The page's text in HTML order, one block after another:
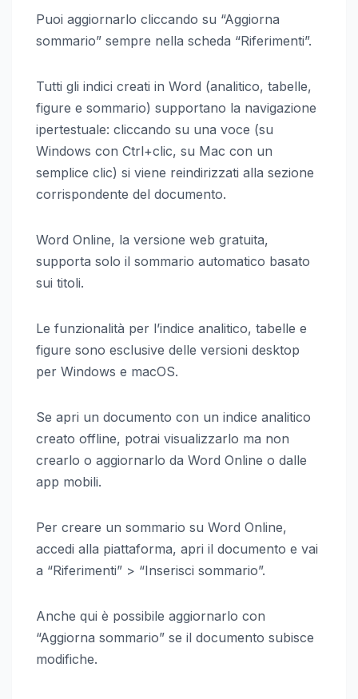
Puoi aggiornarlo cliccando su “Aggiorna
sommario” sempre nella scheda “Riferimenti”.
Tutti gli indici creati in Word (analitico, tabelle,
figure e sommario) supportano la navigazione
ipertestuale: cliccando su una voce (su
Windows con Ctrl+clic, su Mac con un
semplice clic) si viene reindirizzati alla sezione
corrispondente del documento.
Word Online, la versione web gratuita,
supporta solo il sommario automatico basato
sui titoli.
Le funzionalità per l’indice analitico, tabelle e
figure sono esclusive delle versioni desktop
per Windows e macOS.
Se apri un documento con un indice analitico
creato offline, potrai visualizzarlo ma non
crearlo o aggiornarlo da Word Online o dalle
app mobili.
Per creare un sommario su Word Online,
accedi alla piattaforma, apri il documento e vai
a “Riferimenti” > “Inserisci sommario”.
Anche qui è possibile aggiornarlo con
“Aggiorna sommario” se il documento subisce
modifiche.